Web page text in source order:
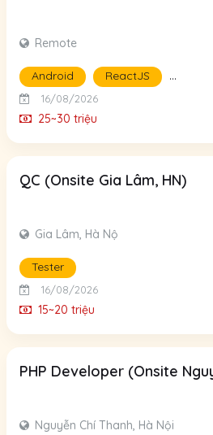
Remote
Android ReactJS ...
16/08/2026
25~30 triệu
QC (Onsite Gia Lâm, HN)
Gia Lâm, Hà Nộ
Tester
16/08/2026
15~20 triệu
PHP Developer (Onsite
Nguyễn Chí Thanh, Hà Nội